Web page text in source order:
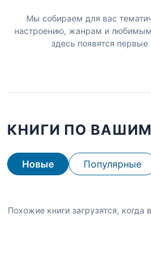
Мы собираем для вас
настроению, жанрам и
здесь появятся первые
КНИГИ ПО
Новые Популярные
Похожие книги загрузятся, когда